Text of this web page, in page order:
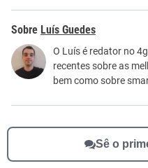
Este conteúdo contém
Este conteúdo não tem a
Outro
Luís Guedes
O Luís é redator no
recentes sobre as
bem como sobre
Sê o